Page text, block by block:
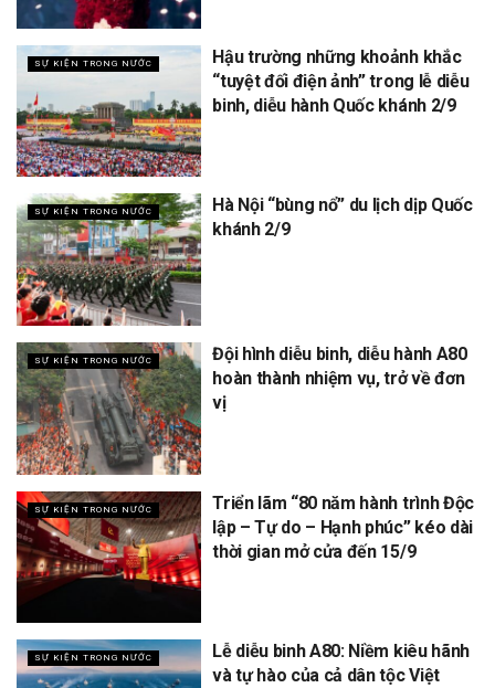
SỰ KIỆN TRONG NƯỚC
Hậu trường những khoảnh khắc
“tuyệt đối điện ảnh” trong lễ diễu
binh, diễu hành Quốc khánh 2/9
SỰ KIỆN TRONG NƯỚC
Hà Nội “bùng nổ” du lịch dịp Quốc
khánh 2/9
SỰ KIỆN TRONG NƯỚC
Đội hình diễu binh, diễu hành A80
hoàn thành nhiệm vụ, trở về đơn
vị
SỰ KIỆN TRONG NƯỚC
Triển lãm “80 năm hành trình Độc
lập – Tự do – Hạnh phúc” kéo dài
thời gian mở cửa đến 15/9
SỰ KIỆN TRONG NƯỚC
Lễ diễu binh A80: Niềm kiêu hãnh
và tự hào của cả dân tộc Việt